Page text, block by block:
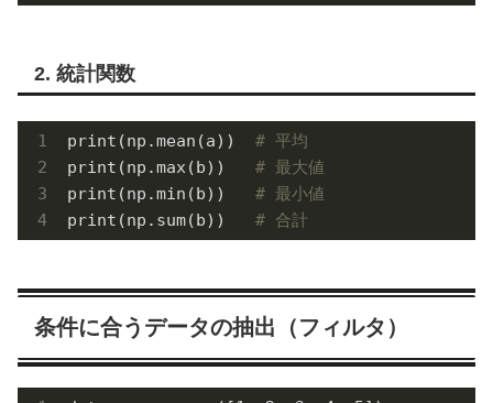
2. 統計関数
print(np.mean(a)) # 平均
print(np.max(b)) # 最大値
print(np.min(b)) # 最小値
print(np.sum(b)) # 合計
条件に合うデータの抽出（フィルタ）